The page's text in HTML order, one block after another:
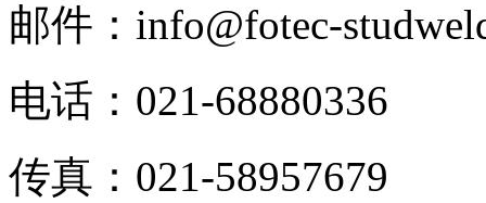
邮件：info@fotec-
电话：021-68880336
传真：021-58957679